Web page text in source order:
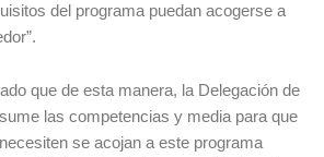
del programa puedan acogerse a
que de esta manera, la Delegación de
las competencias y media para que
se acojan a este programa